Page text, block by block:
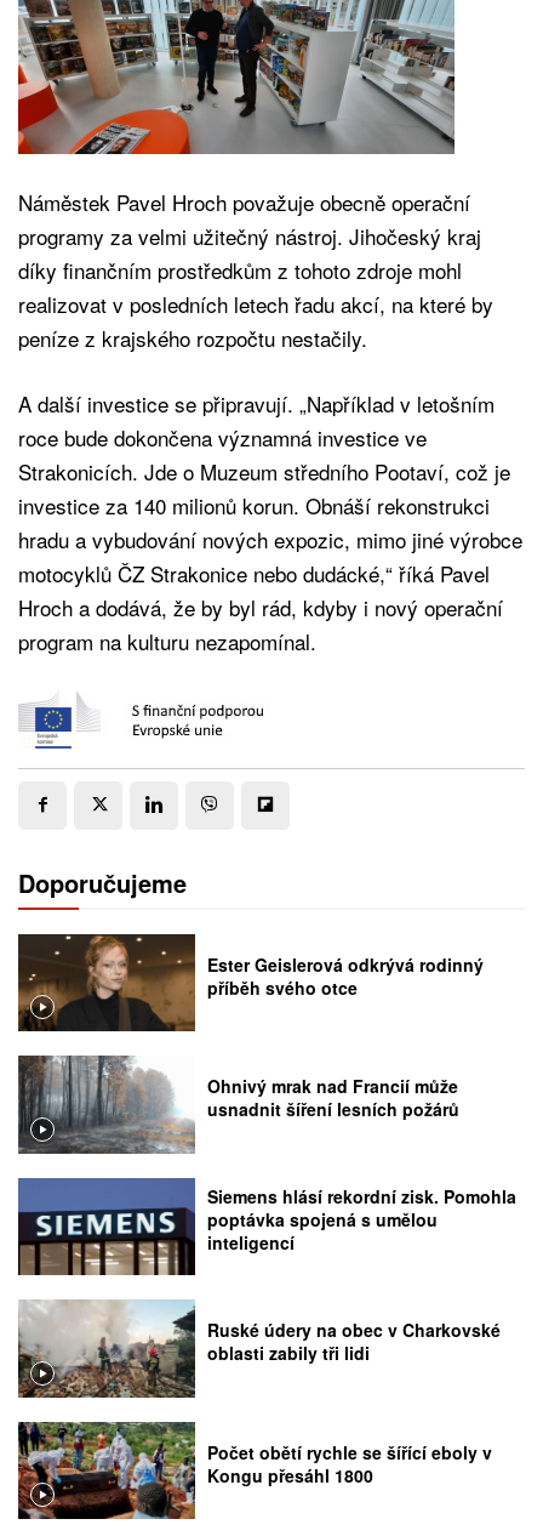
Náměstek Pavel Hroch považuje obecně operační
programy za velmi užitečný nástroj. Jihočeský kraj
díky finančním prostředkům z tohoto zdroje mohl
realizovat v posledních letech řadu akcí, na které by
peníze z krajského rozpočtu nestačily.
A další investice se připravují. „Například v letošním
roce bude dokončena významná investice ve
Strakonicích. Jde o Muzeum středního Pootaví, což je
investice za 140 milionů korun. Obnáší rekonstrukci
hradu a vybudování nových expozic, mimo jiné výrobce
motocyklů ČZ Strakonice nebo dudácké,“ říká Pavel
Hroch a dodává, že by byl rád, kdyby i nový operační
program na kulturu nezapomínal.
Doporučujeme
Ester Geislerová odkrývá rodinný
příběh svého otce
Ohnivý mrak nad Francií může
usnadnit šíření lesních požárů
Siemens hlásí rekordní zisk. Pomohla
poptávka spojená s umělou
inteligencí
Ruské údery na obec v Charkovské
oblasti zabily tři lidi
Počet obětí rychle se šířící eboly v
Kongu přesáhl 1800